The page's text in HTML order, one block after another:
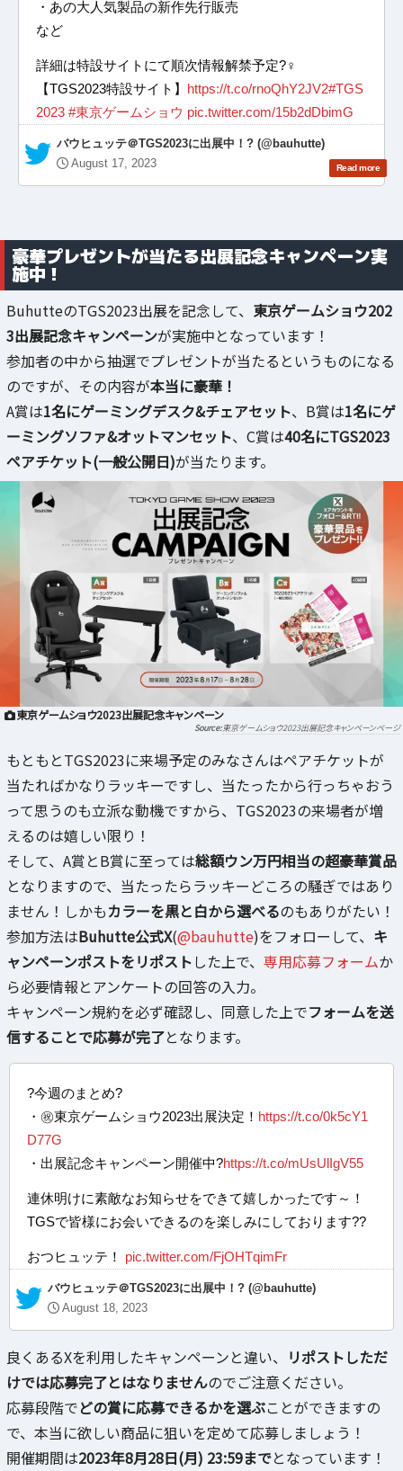
・あの大人気製品の新作先行販売
など
詳細は特設サイトにて順次情報解禁予定?‍♀️
【TGS2023特設サイト】 https://t.co/rnoQhY2JV2#TGS
2023 #東京ゲームショウ pic.twitter.com/15b2dDbimG
— バウヒュッテ＠TGS2023に出展中！? (@bauhutte)
August 17, 2023
豪華プレゼントが当たる出展記念キャンペーン実
施中！
BuhutteのTGS2023出展を記念して、 東京ゲームショウ202
3出展記念キャンペーンが実施中となっています！
参加者の中から抽選でプレゼントが当たるというものになる
のですが、その内容が本当に豪華！
A賞は1名にゲーミングデスク&チェアセット、B賞は1名にゲ
ーミングソファ&オットマンセット、C賞は40名にTGS2023
ペアチケット(一般公開日)が当たります。
東京ゲームショウ2023出展記念キャンペーン
東京ゲームショウ2023出展記念キャンペーンページ
もともとTGS2023に来場予定のみなさんはペアチケットが
当たればかなりラッキーですし、当たったから行っちゃおう
って思うのも立派な動機ですから、TGS2023の来場者が増
えるのは嬉しい限り！
そして、A賞とB賞に至っては総額ウン万円相当の超豪華賞品
となりますので、当たったらラッキーどころの騒ぎではあり
ません！しかもカラーを黒と白から選べるのもありがたい！
参加方法はBuhutte公式X(@bauhutte)をフォローして、 キ
ャンペーンポストをリポストした上で、 専用応募フォームか
ら必要情報とアンケートの回答の入力。
キャンペーン規約を必ず確認し、同意した上でフォームを送
信することで応募が完了となります。
?今週のまとめ?
・㊗️東京ゲームショウ2023出展決定！ https://t.co/0k5cY1
D77G
・出展記念キャンペーン開催中?https://t.co/mUsUlIgV55
連休明けに素敵なお知らせをできて嬉しかったです～！
TGSで皆様にお会いできるのを楽しみにしております??
おつヒュッテ！ pic.twitter.com/FjOHTqimFr
— バウヒュッテ＠TGS2023に出展中！? (@bauhutte)
August 18, 2023
良くあるXを利用したキャンペーンと違い、 リポストしただ
けでは応募完了とはなりませんのでご注意ください。
応募段階でどの賞に応募できるかを選ぶことができますの
で、本当に欲しい商品に狙いを定めて応募しましょう！
開催期間は2023年8月28日(月) 23:59までとなっています！